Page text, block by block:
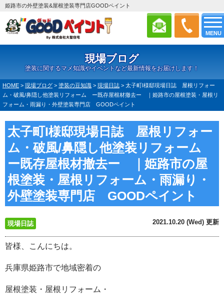
MENU
姫路市の外壁塗装&屋根塗装専門店GOODペイント
現場ブログ
塗装に関するマメ知識やイベントなど最新情報をお届けします！
HOME > 現場ブログ > 塗装の豆知識 > 現場日誌 > 太子町I様邸現場日誌 屋根リフォー
ム・破風/鼻隠し他塗装リフォーム ー既存屋根材撤去ー ｜姫路市の屋根塗装・屋根リ
フォーム・雨漏り・外壁塗装専門店 GOODペイント
太子町I様邸現場日誌 屋根リフォー
ム・破風/鼻隠し他塗装リフォーム
ー既存屋根材撤去ー ｜姫路市の屋
根塗装・屋根リフォーム・雨漏り・
外壁塗装専門店 GOODペイント
現場日誌 2021.10.20 (Wed) 更新
皆様、こんにちは。
兵庫県姫路市で地域密着の
屋根塗装・屋根リフォーム・